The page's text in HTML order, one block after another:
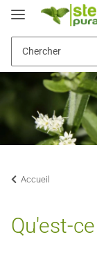
Accueil
Qu'est-